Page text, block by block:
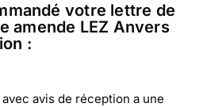
votre lettre de
amende LEZ Anvers
:
avis de réception a une